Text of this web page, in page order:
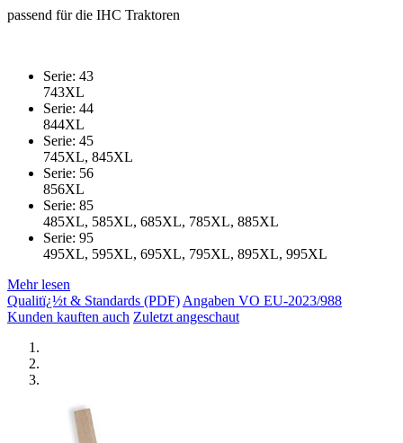
passend für die IHC Traktoren
Serie: 43
743XL
Serie: 44
844XL
Serie: 45
745XL, 845XL
Serie: 56
856XL
Serie: 85
485XL, 585XL, 685XL, 785XL, 885XL
Serie: 95
495XL, 595XL, 695XL, 795XL, 895XL, 995XL
Mehr lesen
Qualitï¿½t & Standards (PDF)Angaben VO EU-2023/988
Kunden kauften auch Zuletzt angeschaut